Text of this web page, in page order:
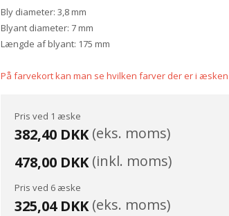
Bly diameter: 3,8 mm
Blyant diameter: 7 mm
Længde af blyant: 175 mm
På farvekort kan man se hvilken farver der er i æsken
Pris ved 1 æske
382,40 DKK(eks. moms)
478,00 DKK(inkl. moms)
Pris ved 6 æske
325,04 DKK(eks. moms)